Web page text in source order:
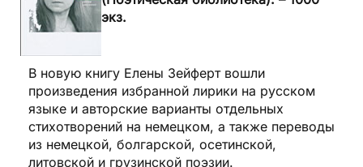
экз.
В новую книгу Елены Зейферт вошли
произведения избранной лирики на русском
языке и авторские варианты отдельных
стихотворений на немецком, а также переводы
из немецкой, болгарской, осетинской,
литовской и грузинской поэзии.